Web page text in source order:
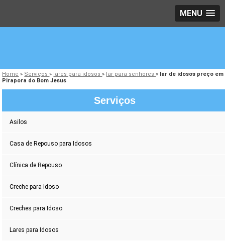
MENU
Home » Serviços» lares para idosos» lar para senhores» lar de idosos preço em
Pirapora do Bom Jesus
Serviços
Asilos
Casa de Repouso para Idosos
Clínica de Repouso
Creche para Idoso
Creches para Idoso
Lares para Idosos